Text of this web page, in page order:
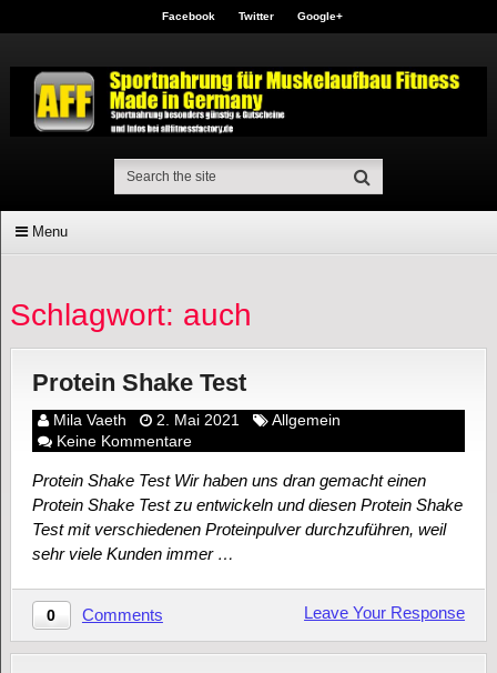
Facebook Twitter Google+
Menu
Schlagwort: auch
Protein Shake Test
Mila Vaeth 2. Mai 2021
Allgemein
Keine Kommentare
Protein Shake Test Wir haben uns dran gemacht einen
Protein Shake Test zu entwickeln und diesen Protein Shake
Test mit verschiedenen Proteinpulver durchzuführen, weil
sehr viele Kunden immer …
0 Comments Leave Your Response